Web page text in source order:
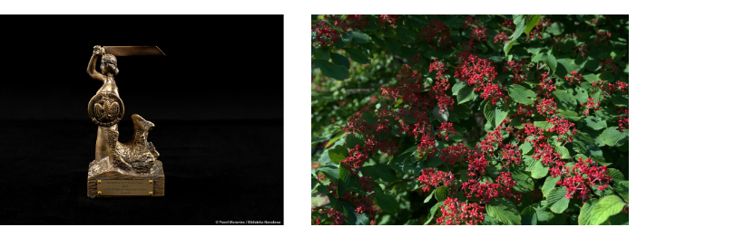
zwiedzanie skarbca Biblioteki Narodowej
więcej o Dyrektor BN otrzymał Nagrodę m. st. Warszawyczytaj więcej o Hortensje i kalina zdobią otoczenie Biblioteki Narodowej